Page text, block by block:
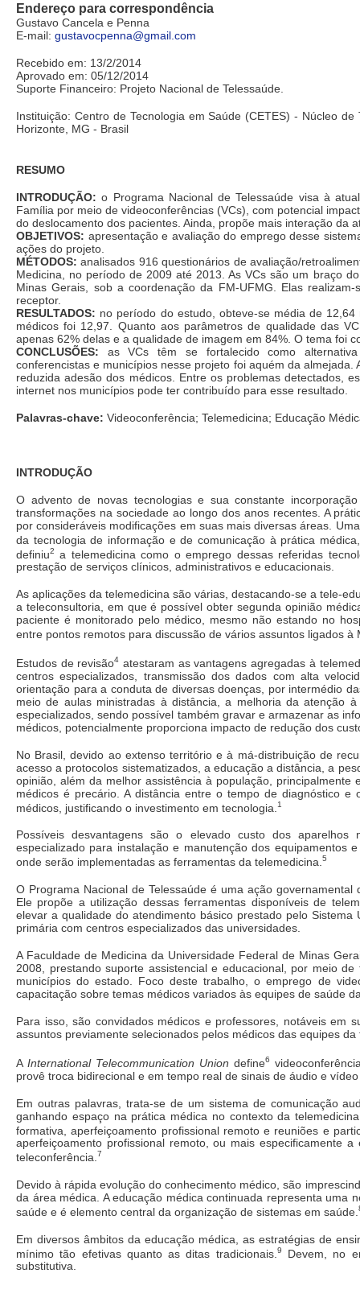
Endereço para correspondência
Gustavo Cancela e Penna
E-mail: gustavocpenna@gmail.com
Recebido em: 13/2/2014
Aprovado em: 05/12/2014
Suporte Financeiro: Projeto Nacional de Telessaúde.
Instituição: Centro de Tecnologia em Saúde (CETES) - Núcleo
Horizonte, MG - Brasil
RESUMO
INTRODUÇÃO: o Programa Nacional de Telessaúde visa à
Família por meio de videoconferências (VCs), com potencial
do deslocamento dos pacientes. Ainda, propõe mais interação da
OBJETIVOS: apresentação e avaliação do emprego desse
ações do projeto.
MÉTODOS: analisados 916 questionários de avaliação/
Medicina, no período de 2009 até 2013. As VCs são um braço
Minas Gerais, sob a coordenação da FM-UFMG. Elas
receptor.
RESULTADOS: no período do estudo, obteve-se média de
médicos foi 12,97. Quanto aos parâmetros de qualidade das
apenas 62% delas e a qualidade de imagem em 84%. O tema foi
CONCLUSÕES: as VCs têm se fortalecido como
conferencistas e municípios nesse projeto foi aquém da
reduzida adesão dos médicos. Entre os problemas detectados,
internet nos municípios pode ter contribuído para esse resultado.
Palavras-chave: Videoconferência; Telemedicina; Educação
INTRODUÇÃO
O advento de novas tecnologias e sua constante
transformações na sociedade ao longo dos anos recentes. A
por consideráveis modificações em suas mais diversas áreas.
da tecnologia de informação e de comunicação à prática
definiu2
a telemedicina como o emprego dessas referidas
prestação de serviços clínicos, administrativos e educacionais.
As aplicações da telemedicina são várias, destacando-se a tele-
a teleconsultoria, em que é possível obter segunda opinião
paciente é monitorado pelo médico, mesmo não estando no
entre pontos remotos para discussão de vários assuntos ligados à
Estudos de revisão4 atestaram as vantagens agregadas à
centros especializados, transmissão dos dados com alta
orientação para a conduta de diversas doenças, por intermédio
meio de aulas ministradas à distância, a melhoria da atenção
especializados, sendo possível também gravar e armazenar as
médicos, potencialmente proporciona impacto de redução dos
No Brasil, devido ao extenso território e à má-distribuição de
acesso a protocolos sistematizados, a educação a distância, a
opinião, além da melhor assistência à população,
médicos é precário. A distância entre o tempo de diagnóstico
médicos, justificando o investimento em tecnologia. 1
Possíveis desvantagens são o elevado custo dos
especializado para instalação e manutenção dos
onde serão implementadas as ferramentas da telemedicina. 5
O Programa Nacional de Telessaúde é uma ação
Ele propõe a utilização dessas ferramentas disponíveis de
elevar a qualidade do atendimento básico prestado pelo
primária com centros especializados das universidades.
A Faculdade de Medicina da Universidade Federal de Minas
2008, prestando suporte assistencial e educacional, por meio
municípios do estado. Foco deste trabalho, o emprego de
capacitação sobre temas médicos variados às equipes de saúde
Para isso, são convidados médicos e professores, notáveis em
assuntos previamente selecionados pelos médicos das equipes da
AInternational Telecommunication Union define6
provê troca bidirecional e em tempo real de sinais de áudio e
Em outras palavras, trata-se de um sistema de comunicação
ganhando espaço na prática médica no contexto da
formativa, aperfeiçoamento profissional remoto e reuniões e
aperfeiçoamento profissional remoto, ou mais especificamente
teleconferência. 7
Devido à rápida evolução do conhecimento médico, são
da área médica. A educação médica continuada representa uma
saúde e é elemento central da organização de sistemas em saúde.
Em diversos âmbitos da educação médica, as estratégias de
mínimo tão efetivas quanto as ditas tradicionais. 9
Devem, no
substitutiva.